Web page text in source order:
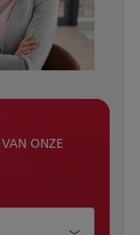
ONZE